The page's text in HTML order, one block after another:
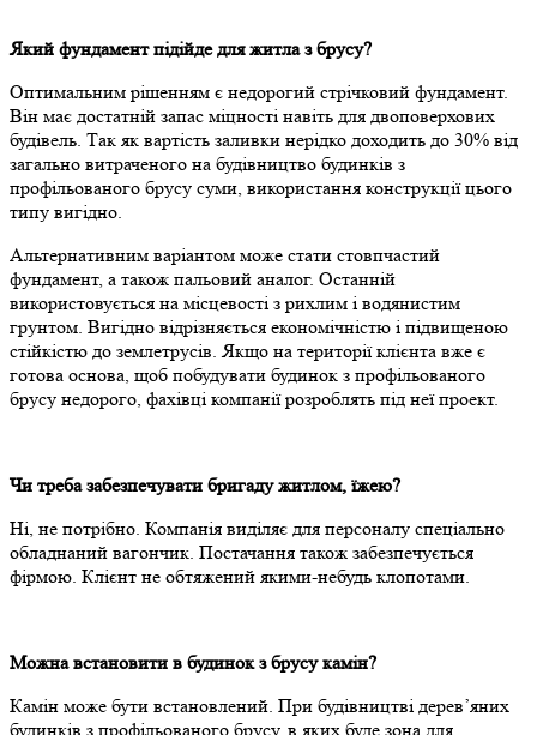
Який фундамент підійде для житла з брусу?
Оптимальним рішенням є недорогий стрічковий фундамент.
Він має достатній запас міцності навіть для двоповерхових
будівель. Так як вартість заливки нерідко доходить до 30% від
загально витраченого на будівництво будинків з
профільованого брусу суми, використання конструкції цього
типу вигідно.
Альтернативним варіантом може стати стовпчастий
фундамент, а також пальовий аналог. Останній
використовується на місцевості з рихлим і водянистим
грунтом. Вигідно відрізняється економічністю і підвищеною
стійкістю до землетрусів. Якщо на території клієнта вже є
готова основа, щоб побудувати будинок з профільованого
брусу недорого, фахівці компанії розроблять під неї проект.
Чи треба забезпечувати бригаду житлом, їжею?
Ні, не потрібно. Компанія виділяє для персоналу спеціально
обладнаний вагончик. Постачання також забезпечується
фірмою. Клієнт не обтяжений якими-небудь клопотами.
Можна встановити в будинок з брусу камін?
Камін може бути встановлений. При будівництві дерев’яних
будинків з профільованого брусу, в яких буде зона для